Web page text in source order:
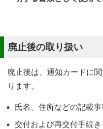
廃止後の取り扱い
廃止後は、通知カードに
ります。
氏名、住所などの記載
交付および再交付手続き